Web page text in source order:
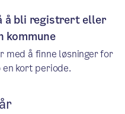
å bli registrert eller
kommune
med å finne løsninger for
kort periode.